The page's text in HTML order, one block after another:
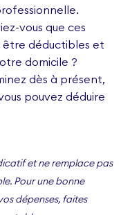
vous que ces
déductibles et
domicile ?
dès à présent,
pouvez déduire
et ne remplace pas
Pour une bonne
dépenses, faites